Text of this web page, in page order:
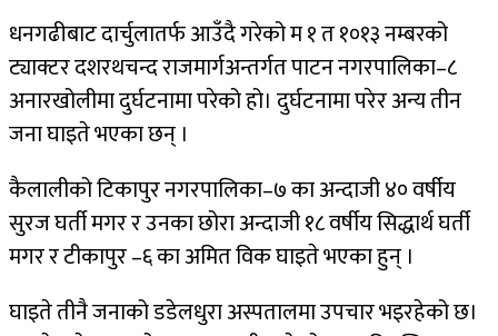
धनगढीबाट दार्चुलातर्फ आउँदै गरेको म १ त १०१३ नम्बरको
ट्याक्टर दशरथचन्द राजमार्गअन्तर्गत पाटन नगरपालिका–८
अनारखोलीमा दुर्घटनामा परेको हो। दुर्घटनामा परेर अन्य तीन
जना घाइते भएका छन् ।
कैलालीको टिकापुर नगरपालिका–७ का अन्दाजी ४० वर्षीय
सुरज घर्ती मगर र उनका छोरा अन्दाजी १८ वर्षीय सिद्धार्थ घर्ती
मगर र टीकापुर –६ का अमित विक घाइते भएका हुन् ।
घाइते तीनै जनाको डडेलधुरा अस्पतालमा उपचार भइरहेको छ।